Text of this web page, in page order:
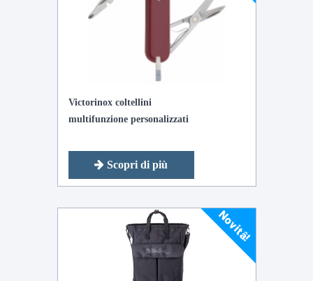
Victorinox coltellini
multifunzione personalizzati
Scopri di più
Novitâ!